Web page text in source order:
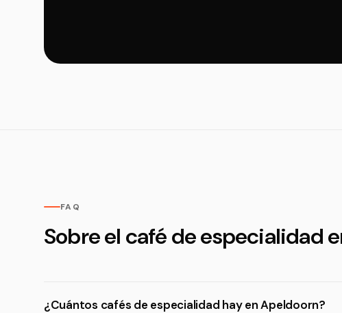
FAQ
Sobre el café de especialidad
¿Cuántos cafés de especialidad hay en Apeldoorn?